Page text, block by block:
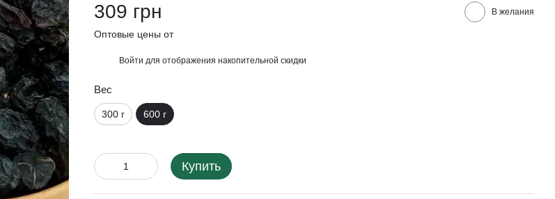
309 грн В желания
Оптовые цены от
Войти для отображения накопительной скидки
Вес
300 г 600 г
Купить